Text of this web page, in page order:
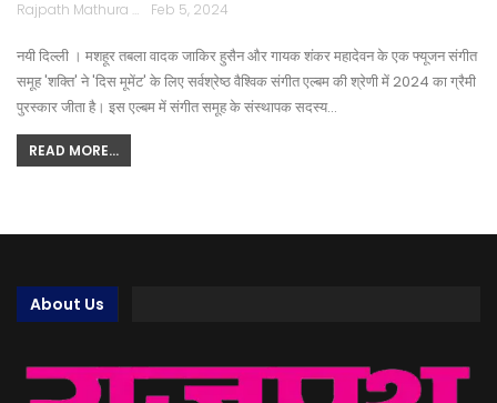
Rajpath Mathura Feb 5, 2024
नयी दिल्ली । मशहूर तबला वादक जाकिर हुसैन और गायक शंकर महादेवन के एक फ्यूजन संगीत
समूह 'शक्ति' ने 'दिस मूमेंट' के लिए सर्वश्रेष्ठ वैश्विक संगीत एल्बम की श्रेणी में 2024 का ग्रैमी
पुरस्कार जीता है। इस एल्बम में संगीत समूह के संस्थापक सदस्य…
READ MORE...
About Us